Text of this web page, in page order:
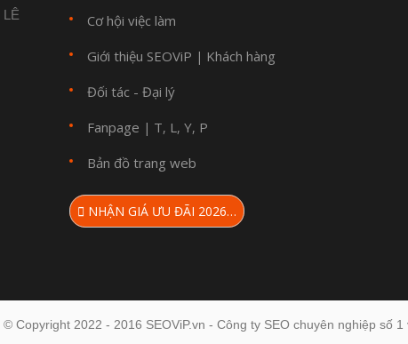
LÊ
Cơ hội việc làm
Giới thiệu SEOViP | Khách hàng
Đối tác - Đại lý
Fanpage | T, L, Y, P
Bản đồ trang web
NHẬN GIÁ ƯU ĐÃI 2026…
© Copyright 2022 - 2016 SEOViP.vn - Công ty SEO chuyên nghiệp số 1